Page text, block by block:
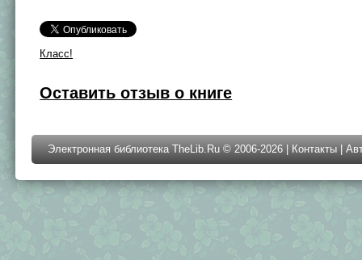
Класс!
Оставить отзыв о книге
Электронная библиотека TheLib.Ru © 2006-2026 | Контакты |